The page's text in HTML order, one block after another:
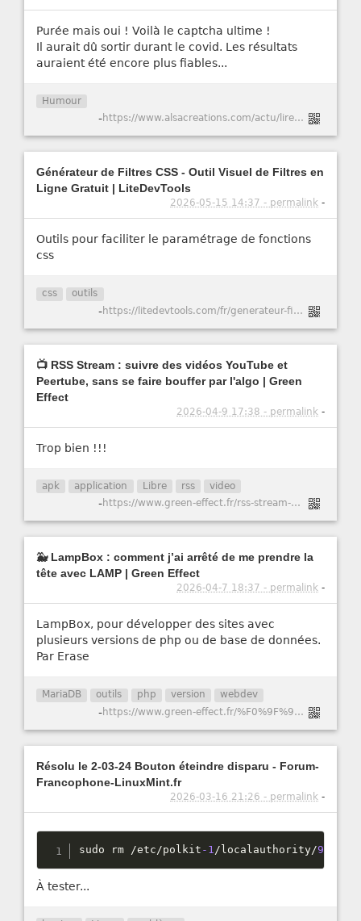
Purée mais oui ! Voilà le captcha ultime !
Il aurait dû sortir durant le covid. Les résultats
auraient été encore plus fiables...
Humour
- https://www.alsacreations.com/actu/lire/1984-Captchoum-le-nouveau-captcha-intelligent.html
Générateur de Filtres CSS - Outil Visuel de Filtres en
Ligne Gratuit | LiteDevTools
2026-05-15 14:37 - permalink -
Outils pour faciliter le paramétrage de fonctions
css
css outils
- https://litedevtools.com/fr/generateur-filtre-css/
📺 RSS Stream : suivre des vidéos YouTube et
Peertube, sans se faire bouffer par l'algo | Green
Effect
2026-04-9 17:38 - permalink -
Trop bien !!!
apk application Libre rss video
- https://www.green-effect.fr/rss-stream-suivre-des-videos-youtube-et-peertube-sans-se-faire-bouffer-par-l-algo
🐳 LampBox : comment j’ai arrêté de me prendre la
tête avec LAMP | Green Effect
2026-04-7 18:37 - permalink -
LampBox, pour développer des sites avec
plusieurs versions de php ou de base de données.
Par Erase
MariaDB outils php version webdev
- https://www.green-effect.fr/%F0%9F%90%B3-lampbox-comment-j%E2%80%99ai-arr%C3%AAt%C3%A9-de-me-prendre-la-t%C3%AAte-avec-lamp
Résolu le 2-03-24 Bouton éteindre disparu - Forum-
Francophone-LinuxMint.fr
2026-03-16 21:26 - permalink -
sudo rm /etc/polkit -1/ localauthority/90
À tester...